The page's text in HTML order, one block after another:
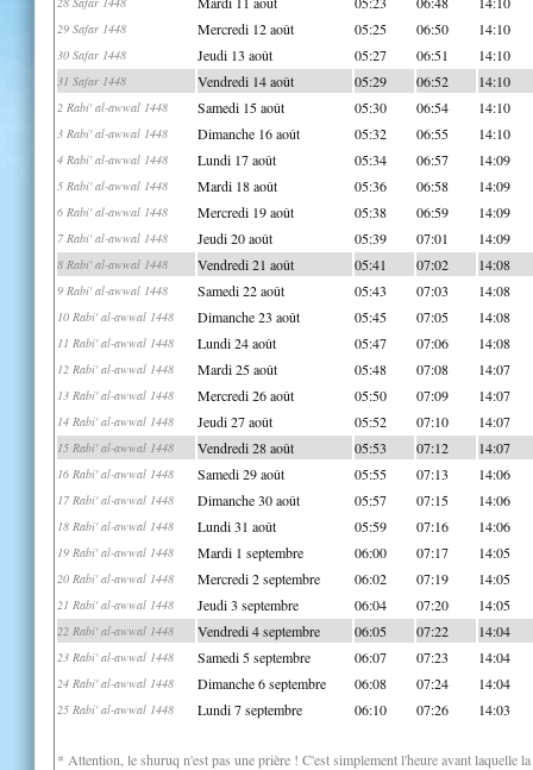
29 Safar 1448 Mercredi 12 août 05:25 06:50 14:10
30 Safar 1448 Jeudi 13 août 05:27 06:51 14:10
31 Safar 1448 Vendredi 14 août 05:29 06:52 14:10
2 Rabi' al-awwal 1448 Samedi 15 août 05:30 06:54 14:10
3 Rabi' al-awwal 1448 Dimanche 16 août 05:32 06:55 14:10
4 Rabi' al-awwal 1448 Lundi 17 août 05:34 06:57 14:09
5 Rabi' al-awwal 1448 Mardi 18 août 05:36 06:58 14:09
6 Rabi' al-awwal 1448 Mercredi 19 août 05:38 06:59 14:09
7 Rabi' al-awwal 1448 Jeudi 20 août 05:39 07:01 14:09
8 Rabi' al-awwal 1448 Vendredi 21 août 05:41 07:02 14:08
9 Rabi' al-awwal 1448 Samedi 22 août 05:43 07:03 14:08
10 Rabi' al-awwal 1448 Dimanche 23 août 05:45 07:05 14:08
11 Rabi' al-awwal 1448 Lundi 24 août 05:47 07:06 14:08
12 Rabi' al-awwal 1448 Mardi 25 août 05:48 07:08 14:07
13 Rabi' al-awwal 1448 Mercredi 26 août 05:50 07:09 14:07
14 Rabi' al-awwal 1448 Jeudi 27 août 05:52 07:10 14:07
15 Rabi' al-awwal 1448 Vendredi 28 août 05:53 07:12 14:07
16 Rabi' al-awwal 1448 Samedi 29 août 05:55 07:13 14:06
17 Rabi' al-awwal 1448 Dimanche 30 août 05:57 07:15 14:06
18 Rabi' al-awwal 1448 Lundi 31 août 05:59 07:16 14:06
19 Rabi' al-awwal 1448 Mardi 1 septembre 06:00 07:17 14:05
20 Rabi' al-awwal 1448 Mercredi 2 septembre 06:02 07:19 14:05
21 Rabi' al-awwal 1448 Jeudi 3 septembre 06:04 07:20 14:05
22 Rabi' al-awwal 1448 Vendredi 4 septembre 06:05 07:22 14:04
23 Rabi' al-awwal 1448 Samedi 5 septembre 06:07 07:23 14:04
24 Rabi' al-awwal 1448 Dimanche 6 septembre 06:08 07:24 14:04
25 Rabi' al-awwal 1448 Lundi 7 septembre 06:10 07:26 14:03
* Attention, le shuruq n'est pas une prière ! C'est simplement l'heure avant laquelle